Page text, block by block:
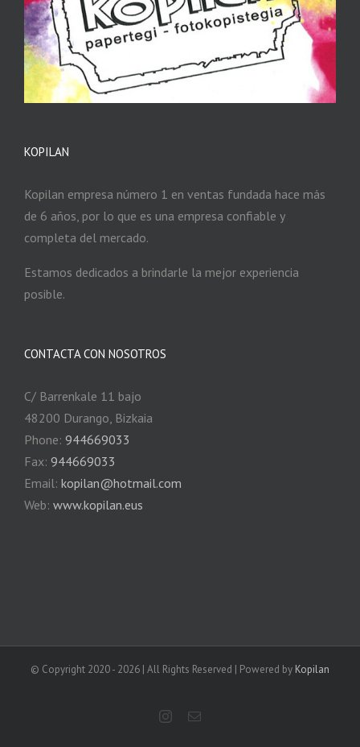
KOPILAN
Kopilan empresa número 1 en ventas fundada hace más
de 6 años, por lo que es una empresa confiable y
completa del mercado.
Estamos dedicados a brindarle la mejor experiencia
posible.
CONTACTA CON NOSOTROS
C/ Barrenkale 11 bajo
48200 Durango, Bizkaia
Phone: 944669033
Fax: 944669033
Email: kopilan@hotmail.com
Web: www.kopilan.eus
© Copyright 2020 - 2026 | All Rights Reserved | Powered by Kopilan
InstagramCorreo